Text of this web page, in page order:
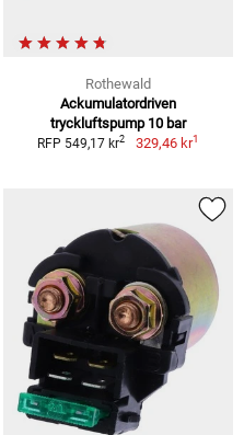
Rothewald
Ackumulatordriven
tryckluftspump 10 bar
RFP 549,17 kr2 329,46 kr1